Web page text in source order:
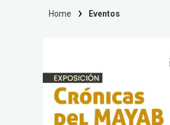
Home Eventos